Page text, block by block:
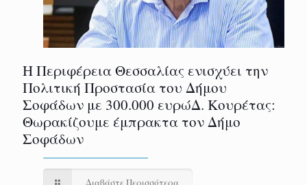
Η Περιφέρεια Θεσσαλίας ενισχύει την
Πολιτική Προστασία του Δήμου
Σοφάδων με 300.000 ευρώΔ. Κουρέτας:
Θωρακίζουμε έμπρακτα τον Δήμο
Σοφάδων
Διαβάστε Περισσότερα